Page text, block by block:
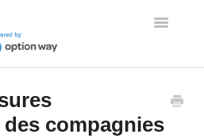
Toggle
compagnies